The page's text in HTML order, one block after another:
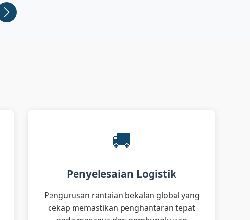
🚚
Penyelesaian Logistik
Pengurusan rantaian bekalan global yang
cekap memastikan penghantaran tepat